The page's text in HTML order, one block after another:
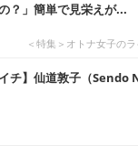
？」簡単で見栄えが...
＜特集＞オトナ女子の
イチ】仙道敦子（